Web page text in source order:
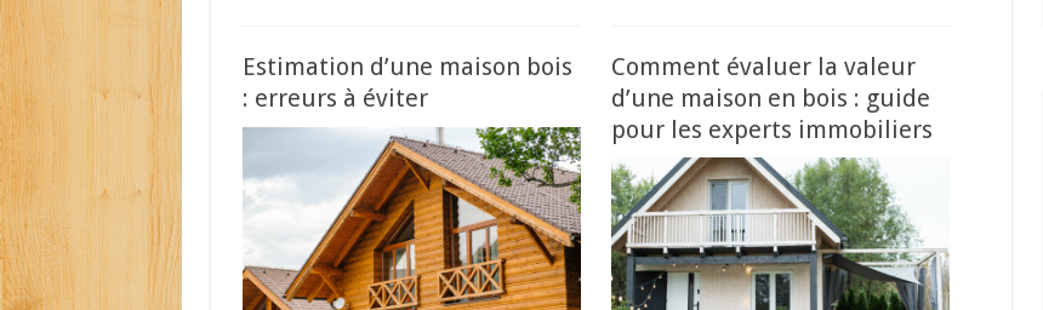
Estimation d’une maison bois
: erreurs à éviter
Comment évaluer la valeur
d’une maison en bois : guide
pour les experts immobiliers